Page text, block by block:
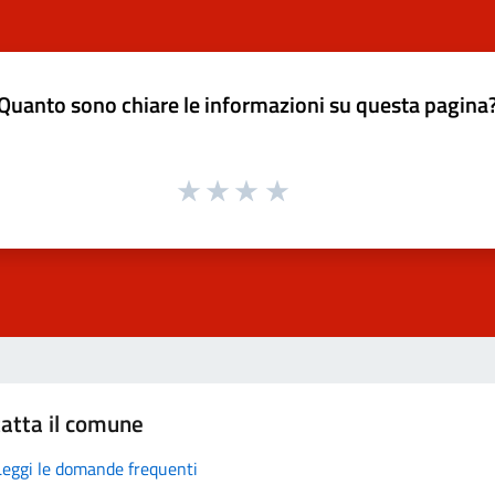
sono chiare le informazioni su questa
il comune
le domande frequenti